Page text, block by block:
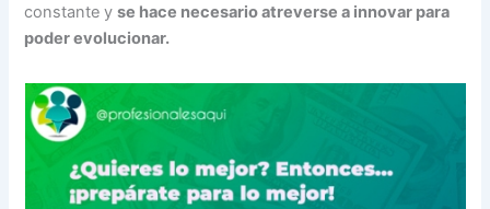
constante yse hace necesario atreverse a innovar para
poder evolucionar.